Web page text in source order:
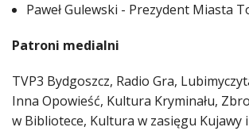
Paweł Gulewski - Prezydent Miasta
Patroni medialni
TVP3 Bydgoszcz, Radio Gra,
Inna Opowieść, Kultura Kryminału,
w Bibliotece, Kultura w zasięgu Kujawy